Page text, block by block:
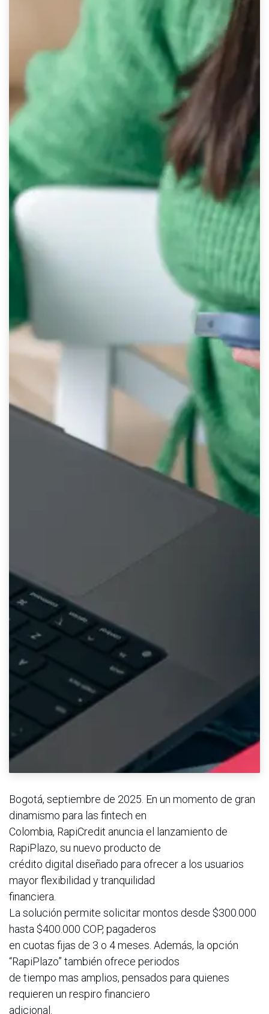
Bogotá, septiembre de 2025. En un momento de gran
dinamismo para las fintech en
Colombia, RapiCredit anuncia el lanzamiento de
RapiPlazo, su nuevo producto de
crédito digital diseñado para ofrecer a los usuarios
mayor flexibilidad y tranquilidad
financiera.
La solución permite solicitar montos desde $300.000
hasta $400.000 COP, pagaderos
en cuotas fijas de 3 o 4 meses. Además, la opción
“RapiPlazo” también ofrece periodos
de tiempo mas amplios, pensados para quienes
requieren un respiro financiero
adicional.